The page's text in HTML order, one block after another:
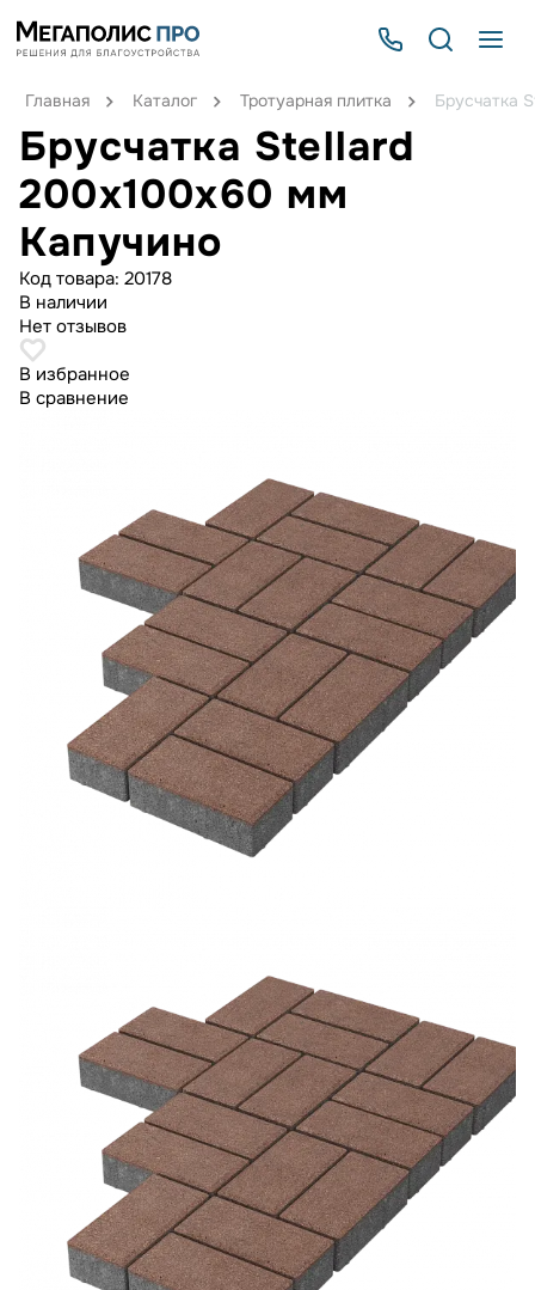
Главная Каталог Тротуарная плитка Брусчатка
Брусчатка Stellard
200х100х60 мм
Капучино
Код товара: 20178
В наличии
Нет отзывов
В избранное
В сравнение